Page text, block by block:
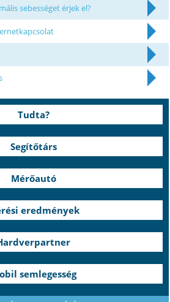
sebességet érjek el?
Tudta?
Segítőtárs
Mérőautó
eredmények
semlegesség